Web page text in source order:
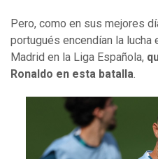
Pero, como en sus mejores
portugués encendían la lucha
Madrid en la Liga Española,
Ronaldo en esta batalla.